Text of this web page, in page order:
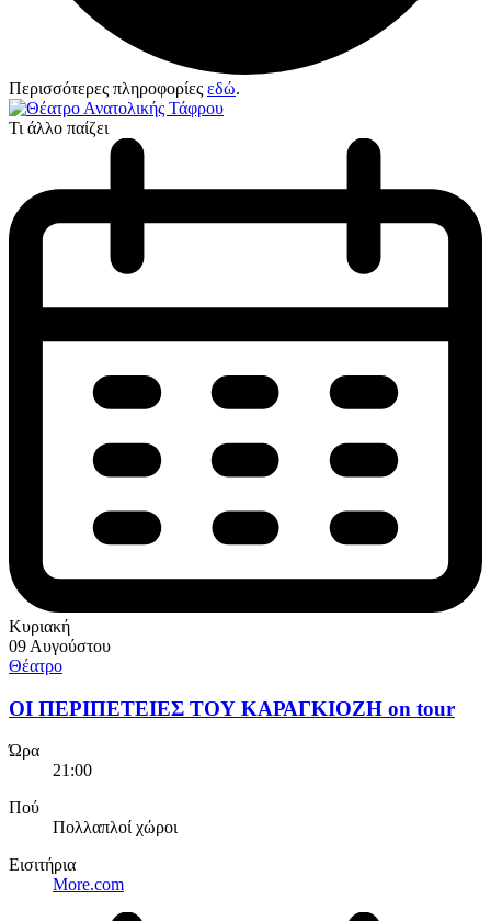
Περισσότερες πληροφορίες εδώ.
Τι άλλο παίζει
Κυριακή
09 Αυγούστου
Θέατρο
ΟΙ ΠΕΡΙΠΕΤΕΙΕΣ ΤΟΥ ΚΑΡΑΓΚΙΟΖΗ on tour
Ώρα
21:00
Πού
Πολλαπλοί χώροι
Εισιτήρια
More.com